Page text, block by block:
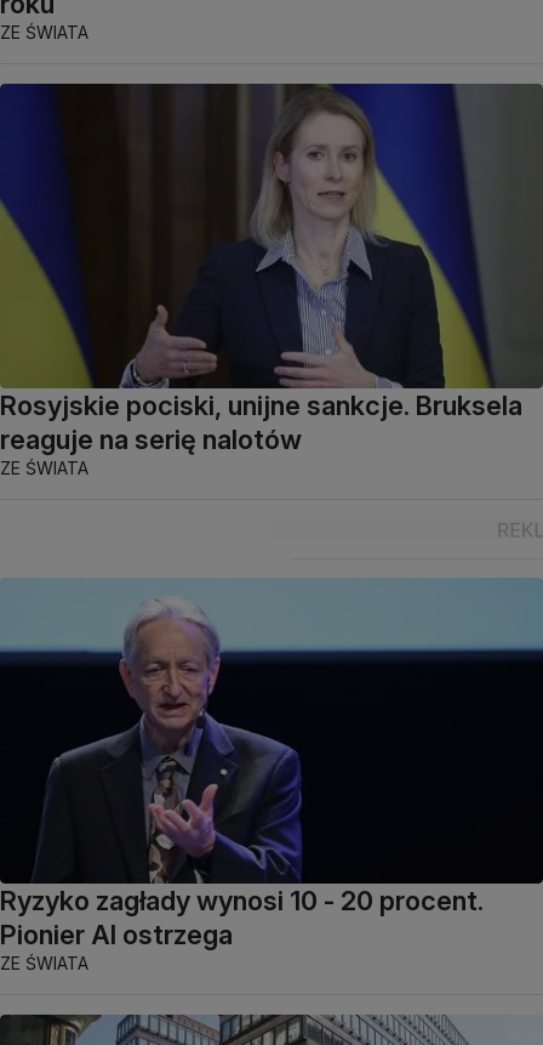
ZE ŚWIATA
Rosyjskie pociski, unijne sankcje. Bruksela
reaguje na serię nalotów
ZE ŚWIATA
Ryzyko zagłady wynosi 10 - 20 procent.
Pionier AI ostrzega
ZE ŚWIATA